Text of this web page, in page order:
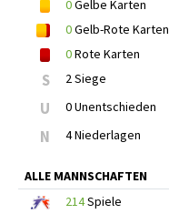
0Gelbe Karten
0Gelb-Rote Karten
0Rote Karten
S 2 Siege
U 0 Unentschieden
N 4 Niederlagen
ALLE MANNSCHAFTEN
214Spiele